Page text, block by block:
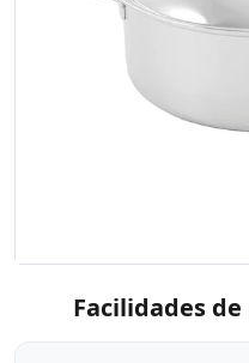
Facilidades